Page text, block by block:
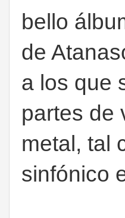
bello
de
a los que
partes de
metal, tal
sinfónico